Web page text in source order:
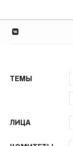
ТЕМЫ
ЛИЦА